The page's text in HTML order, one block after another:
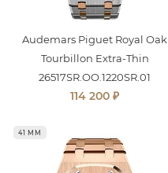
Audemars Piguet Royal Oak
Tourbillon Extra-Thin
26517SR.OO.1220SR.01
114 200 ₽
41 ММ